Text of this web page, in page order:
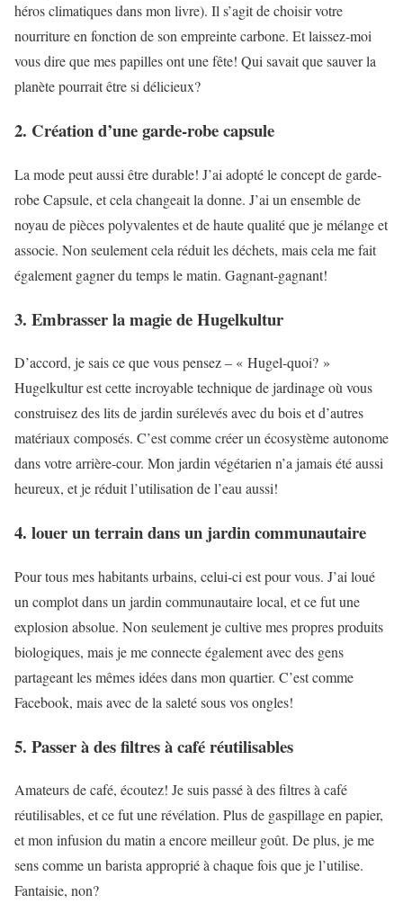
héros climatiques dans mon livre). Il s’agit de choisir votre
nourriture en fonction de son empreinte carbone. Et laissez-moi
vous dire que mes papilles ont une fête! Qui savait que sauver la
planète pourrait être si délicieux?
2. Création d’une garde-robe capsule
La mode peut aussi être durable! J’ai adopté le concept de garde-
robe Capsule, et cela changeait la donne. J’ai un ensemble de
noyau de pièces polyvalentes et de haute qualité que je mélange et
associe. Non seulement cela réduit les déchets, mais cela me fait
également gagner du temps le matin. Gagnant-gagnant!
3. Embrasser la magie de Hugelkultur
D’accord, je sais ce que vous pensez – « Hugel-quoi? »
Hugelkultur est cette incroyable technique de jardinage où vous
construisez des lits de jardin surélevés avec du bois et d’autres
matériaux composés. C’est comme créer un écosystème autonome
dans votre arrière-cour. Mon jardin végétarien n’a jamais été aussi
heureux, et je réduit l’utilisation de l’eau aussi!
4. louer un terrain dans un jardin communautaire
Pour tous mes habitants urbains, celui-ci est pour vous. J’ai loué
un complot dans un jardin communautaire local, et ce fut une
explosion absolue. Non seulement je cultive mes propres produits
biologiques, mais je me connecte également avec des gens
partageant les mêmes idées dans mon quartier. C’est comme
Facebook, mais avec de la saleté sous vos ongles!
5. Passer à des filtres à café réutilisables
Amateurs de café, écoutez! Je suis passé à des filtres à café
réutilisables, et ce fut une révélation. Plus de gaspillage en papier,
et mon infusion du matin a encore meilleur goût. De plus, je me
sens comme un barista approprié à chaque fois que je l’utilise.
Fantaisie, non?